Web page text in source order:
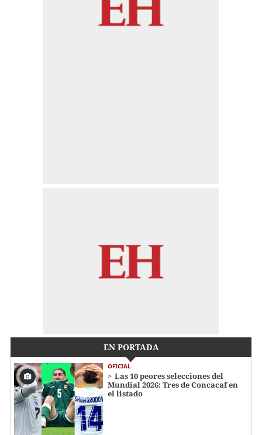
EN PORTADA
OFICIAL
Las 10 peores selecciones del
Mundial 2026: Tres de Concacaf en
el listado